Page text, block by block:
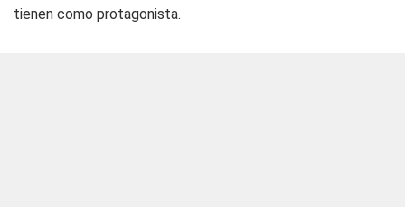
tienen como protagonista.